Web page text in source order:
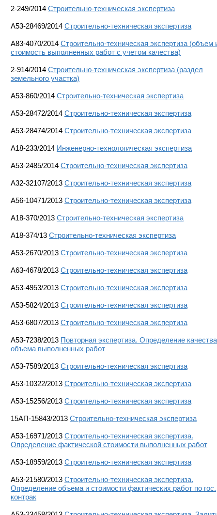
2-249/2014 Строительно-техническая экспертиза
А53-28469/2014 Строительно-техническая экспертиза
А83-4070/2014 Строительно-техническая экспертиза (объем
стоимость выполненных работ с учетом качества)
2-914/2014 Строительно-техническая экспертиза (раздел
земельного участка)
A53-860/2014 Строительно-техническая экспертиза
A53-28472/2014 Строительно-техническая экспертиза
A53-28474/2014 Строительно-техническая экспертиза
A18-233/2014 Инженерно-технологическая экспертиза
A53-2485/2014 Строительно-техническая экспертиза
A32-32107/2013 Строительно-техническая экспертиза
А56-10471/2013 Строительно-техническая экспертиза
А18-370/2013 Строительно-техническая экспертиза
А18-374/13 Строительно-техническая экспертиза
А53-2670/2013 Строительно-техническая экспертиза
А63-4678/2013 Строительно-техническая экспертиза
А53-4953/2013 Строительно-техническая экспертиза
А53-5824/2013 Строительно-техническая экспертиза
А53-6807/2013 Строительно-техническая экспертиза
А53-7238/2013 Повторная экспертиза. Определение
объема выполненных работ
А53-7589/2013 Строительно-техническая экспертиза
А53-10322/2013 Строительно-техническая экспертиза
А53-15256/2013 Строительно-техническая экспертиза
15АП-15843/2013 Строительно-техническая экспертиза
А53-16971/2013 Строительно-техническая экспертиза.
Определение фактической стоимости выполненных работ
А53-18959/2013 Строительно-техническая экспертиза
А53-21580/2013 Строительно-техническая экспертиза.
Определение объема и стоимости фактических работ по гос.
контрак